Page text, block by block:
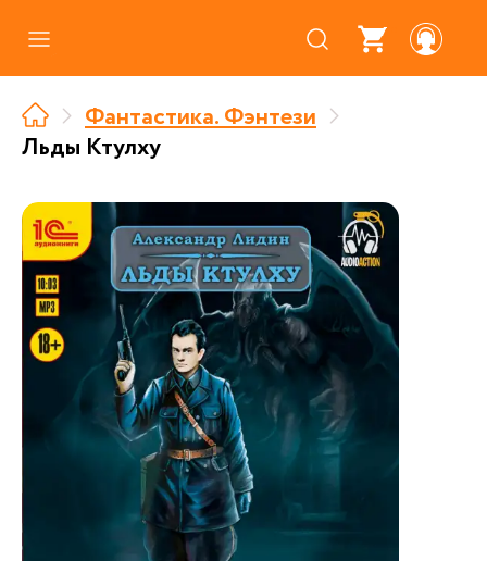
Где купить
О нас
Партнерам
Фантастика. Фэнтези
Льды Ктулху